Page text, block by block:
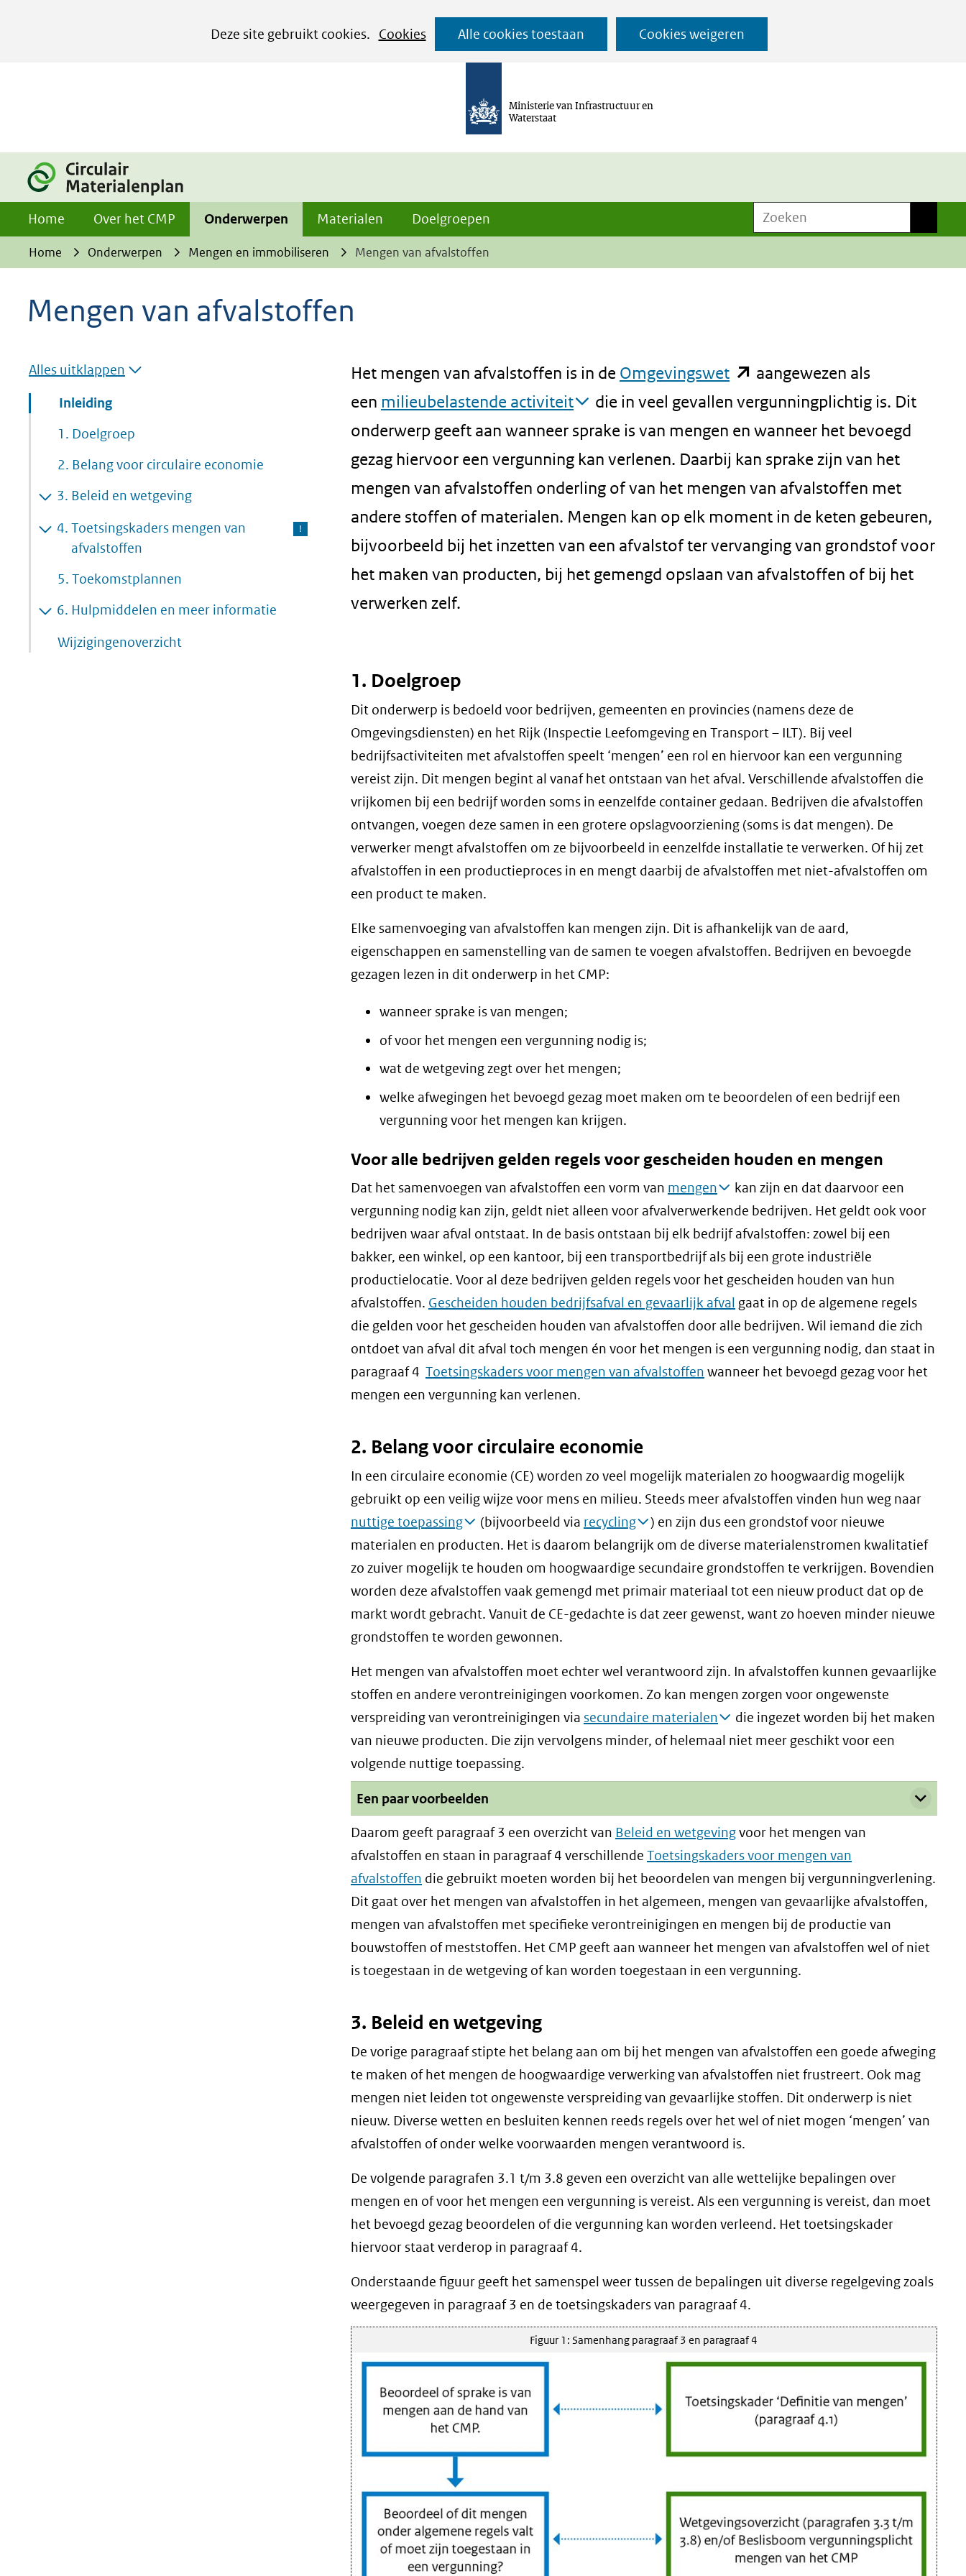
Deze site gebruikt cookies.
Cookies
van
cookies
op
deze
website
worden
Alle cookies toestaan Cookies weigeren
Ga
naar
de
Ministerie van Infrastructuur en
Waterstaat
Home Over het CMP Onderwerpen Materialen Doelgroepen Zoeken
Home Onderwerpen Mengen en immobiliseren Mengen van afvalstoffen
Mengen van afvalstoffen
Alles uitklappen
Inleiding
1. Doelgroep
2. Belang voor circulaire economie
3. Beleid en wetgeving
4. Toetsingskaders mengen van
afvalstoffen
5. Toekomstplannen
6. Hulpmiddelen en meer informatie
Wijzigingenoverzicht
Het mengen van afvalstoffen is in de Omgevingswet(opent
in
nieuw
venster)
(verwijst
naar
een
andere
aangewezen als
een milieubelastende activiteit
die in veel gevallen vergunningplichtig is. Dit
onderwerp geeft aan wanneer sprake is van mengen en wanneer het bevoegd
gezag hiervoor een vergunning kan verlenen. Daarbij kan sprake zijn van het
mengen van afvalstoffen onderling of van het mengen van afvalstoffen met
andere stoffen of materialen. Mengen kan op elk moment in de keten gebeuren,
bijvoorbeeld bij het inzetten van een afvalstof ter vervanging van grondstof voor
het maken van producten, bij het gemengd opslaan van afvalstoffen of bij het
verwerken zelf.
1. Doelgroep
Dit onderwerp is bedoeld voor bedrijven, gemeenten en provincies (namens deze de
Omgevingsdiensten) en het Rijk (Inspectie Leefomgeving en Transport – ILT). Bij veel
bedrijfsactiviteiten met afvalstoffen speelt ‘mengen’ een rol en hiervoor kan een vergunning
vereist zijn. Dit mengen begint al vanaf het ontstaan van het afval. Verschillende afvalstoffen die
vrijkomen bij een bedrijf worden soms in eenzelfde container gedaan. Bedrijven die afvalstoffen
ontvangen, voegen deze samen in een grotere opslagvoorziening (soms is dat mengen). De
verwerker mengt afvalstoffen om ze bijvoorbeeld in eenzelfde installatie te verwerken. Of hij zet
afvalstoffen in een productieproces in en mengt daarbij de afvalstoffen met niet-afvalstoffen om
een product te maken.
Elke samenvoeging van afvalstoffen kan mengen zijn. Dit is afhankelijk van de aard,
eigenschappen en samenstelling van de samen te voegen afvalstoffen. Bedrijven en bevoegde
gezagen lezen in dit onderwerp in het CMP:
wanneer sprake is van mengen;
of voor het mengen een vergunning nodig is;
wat de wetgeving zegt over het mengen;
welke afwegingen het bevoegd gezag moet maken om te beoordelen of een bedrijf een
vergunning voor het mengen kan krijgen.
Voor alle bedrijven gelden regels voor gescheiden houden en mengen
Dat het samenvoegen van afvalstoffen een vorm van mengen
kan zijn en dat daarvoor een
vergunning nodig kan zijn, geldt niet alleen voor afvalverwerkende bedrijven. Het geldt ook voor
bedrijven waar afval ontstaat. In de basis ontstaan bij elk bedrijf afvalstoffen: zowel bij een
bakker, een winkel, op een kantoor, bij een transportbedrijf als bij een grote industriële
productielocatie. Voor al deze bedrijven gelden regels voor het gescheiden houden van hun
afvalstoffen. Gescheiden houden bedrijfsafval en gevaarlijk afval gaat in op de algemene regels
die gelden voor het gescheiden houden van afvalstoffen door alle bedrijven. Wil iemand die zich
ontdoet van afval dit afval toch mengen én voor het mengen is een vergunning nodig, dan staat in
paragraaf 4 Toetsingskaders voor mengen van afvalstoffen wanneer het bevoegd gezag voor het
mengen een vergunning kan verlenen.
2. Belang voor circulaire economie
In een circulaire economie (CE) worden zo veel mogelijk materialen zo hoogwaardig mogelijk
gebruikt op een veilig wijze voor mens en milieu. Steeds meer afvalstoffen vinden hun weg naar
nuttige toepassing
(bijvoorbeeld via recycling
) en zijn dus een grondstof voor nieuwe
materialen en producten. Het is daarom belangrijk om de diverse materialenstromen kwalitatief
zo zuiver mogelijk te houden om hoogwaardige secundaire grondstoffen te verkrijgen. Bovendien
worden deze afvalstoffen vaak gemengd met primair materiaal tot een nieuw product dat op de
markt wordt gebracht. Vanuit de CE-gedachte is dat zeer gewenst, want zo hoeven minder nieuwe
grondstoffen te worden gewonnen.
Het mengen van afvalstoffen moet echter wel verantwoord zijn. In afvalstoffen kunnen gevaarlijke
stoffen en andere verontreinigingen voorkomen. Zo kan mengen zorgen voor ongewenste
verspreiding van verontreinigingen via secundaire materialen
die ingezet worden bij het maken
van nieuwe producten. Die zijn vervolgens minder, of helemaal niet meer geschikt voor een
volgende nuttige toepassing.
Een paar voorbeelden
Uitklappen
Daarom geeft paragraaf 3 een overzicht van Beleid en wetgevingvoor het mengen van
afvalstoffen en staan in paragraaf 4 verschillende Toetsingskaders voor mengen van
afvalstoffen die gebruikt moeten worden bij het beoordelen van mengen bij vergunningverlening.
Dit gaat over het mengen van afvalstoffen in het algemeen, mengen van gevaarlijke afvalstoffen,
mengen van afvalstoffen met specifieke verontreinigingen en mengen bij de productie van
bouwstoffen of meststoffen. Het CMP geeft aan wanneer het mengen van afvalstoffen wel of niet
is toegestaan in de wetgeving of kan worden toegestaan in een vergunning.
3. Beleid en wetgeving
De vorige paragraaf stipte het belang aan om bij het mengen van afvalstoffen een goede afweging
te maken of het mengen de hoogwaardige verwerking van afvalstoffen niet frustreert. Ook mag
mengen niet leiden tot ongewenste verspreiding van gevaarlijke stoffen. Dit onderwerp is niet
nieuw. Diverse wetten en besluiten kennen reeds regels over het wel of niet mogen ‘mengen’ van
afvalstoffen of onder welke voorwaarden mengen verantwoord is.
De volgende paragrafen 3.1 t/m 3.8 geven een overzicht van alle wettelijke bepalingen over
mengen en of voor het mengen een vergunning is vereist. Als een vergunning is vereist, dan moet
het bevoegd gezag beoordelen of die vergunning kan worden verleend. Het toetsingskader
hiervoor staat verderop in paragraaf 4.
Onderstaande figuur geeft het samenspel weer tussen de bepalingen uit diverse regelgeving zoals
weergegeven in paragraaf 3 en de toetsingskaders van paragraaf 4.
Klik voor een vergroting (afbeelding:
Figuur 1: Samenhang paragraaf 3 en paragraaf 4